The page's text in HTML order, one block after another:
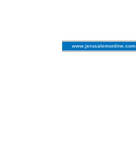
www.jerusalemonline.com